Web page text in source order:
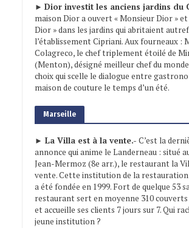
► Dior investit les anciens jardins du
maison Dior a ouvert « Monsieur Dior » et
Dior » dans les jardins qui abritaient
l’établissement Cipriani. Aux fourneaux :
Colagreco, le chef triplement étoilé de
(Menton), désigné meilleur chef du
choix qui scelle le dialogue entre
maison de couture le temps d’un été.
Marseille
► La Villa est à la vente.- C’est la
annonce qui anime le Landerneau : situé
Jean-Mermoz (8e arr.), le restaurant la
vente. Cette institution de la
a été fondée en 1999. Fort de quelque 53
restaurant sert en moyenne 310 couverts
et accueille ses clients 7 jours sur 7. Qui
jeune institution ?